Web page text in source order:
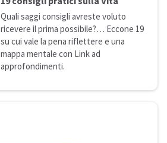
Quali saggi consigli avreste voluto
ricevere il prima possibile?… Eccone 19
su cui vale la pena riflettere e una
mappa mentale con Link ad
approfondimenti.